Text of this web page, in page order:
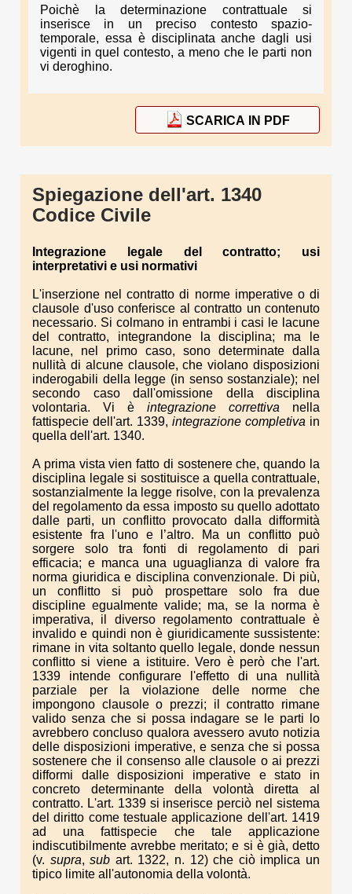
Poichè la determinazione contrattuale si
inserisce in un preciso contesto spazio-
temporale, essa è disciplinata anche dagli usi
vigenti in quel contesto, a meno che le parti non
vi deroghino.
SCARICA IN PDF
Spiegazione dell'art. 1340
Codice Civile
Integrazione legale del contratto; usi
interpretativi e usi normativi
L'inserzione nel contratto di norme imperative o di
clausole d'uso conferisce al contratto un contenuto
necessario. Si colmano in entrambi i casi le lacune
del contratto, integrandone la disciplina; ma le
lacune, nel primo caso, sono determinate dalla
nullità di alcune clausole, che violano disposizioni
inderogabili della legge (in senso sostanziale); nel
secondo caso dall'omissione della disciplina
volontaria. Vi è integrazione correttiva nella
fattispecie dell'art. 1339, integrazione completiva in
quella dell'art. 1340.
A prima vista vien fatto di sostenere che, quando la
disciplina legale si sostituisce a quella contrattuale,
sostanzialmente la legge risolve, con la prevalenza
del regolamento da essa imposto su quello adottato
dalle parti, un conflitto provocato dalla difformità
esistente fra l'uno e l’altro. Ma un conflitto può
sorgere solo tra fonti di regolamento di pari
efficacia; e manca una uguaglianza di valore fra
norma giuridica e disciplina convenzionale. Di più,
un conflitto si può prospettare solo fra due
discipline egualmente valide; ma, se la norma è
imperativa, il diverso regolamento contrattuale è
invalido e quindi non è giuridicamente sussistente:
rimane in vita soltanto quello legale, donde nessun
conflitto si viene a istituire. Vero è però che l'art.
1339 intende configurare l'effetto di una nullità
parziale per la violazione delle norme che
impongono clausole o prezzi; il contratto rimane
valido senza che si possa indagare se le parti lo
avrebbero concluso qualora avessero avuto notizia
delle disposizioni imperative, e senza che si possa
sostenere che il consenso alle clausole o ai prezzi
difformi dalle disposizioni imperative e stato in
concreto determinante della volontà diretta al
contratto. L'art. 1339 si inserisce perciò nel sistema
del diritto come testuale applicazione dell'art. 1419
ad una fattispecie che tale applicazione
indiscutibilmente avrebbe meritato; e si è già, detto
(v. supra,sub art. 1322, n. 12) che ciò implica un
tipico limite all'autonomia della volontà.